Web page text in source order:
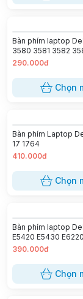
Bàn phím laptop
3580 3581 3582
3595 5565 5567
Vostro 15 3584
Gaming G3 3579
3779 G5 5587 G5
290.000đ
Chọn
Bàn phím Laptop
17 1764
410.000đ
Chọn
Bàn phím laptop
E5420 E5430
E6320 E6330
390.000đ
Chọn